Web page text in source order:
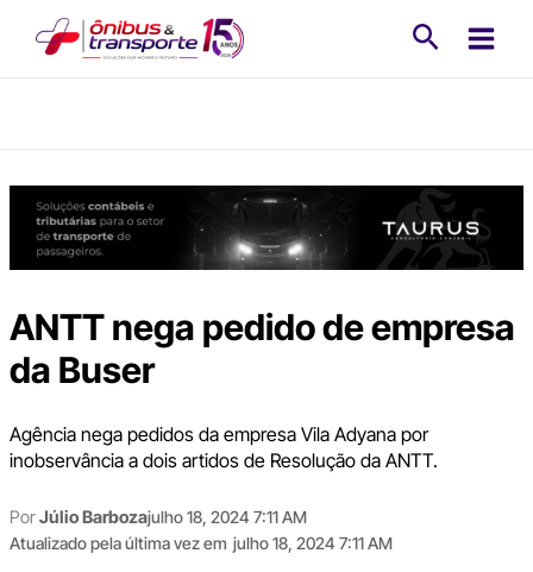
ANTT nega pedido de empresa
da Buser
Agência nega pedidos da empresa Vila Adyana por
inobservância a dois artidos de Resolução da ANTT.
PorJúlio Barbozajulho 18, 2024 7:11 AM
Atualizado pela última vez em julho 18, 2024 7:11 AM